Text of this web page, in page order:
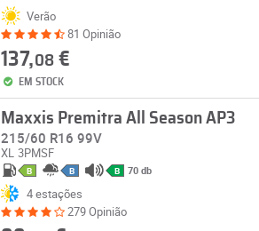
Verão
81 Opinião
137,08€
EM STOCK
Maxxis Premitra All Season AP3
215/60 R16 99V
XL 3PMSF
B B B 70 db
4 estações
279 Opinião